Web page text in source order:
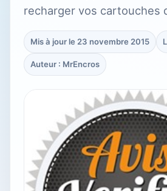
recharger vos cartouches
Mis à jour le 23 novembre 2015
Auteur : MrEncros